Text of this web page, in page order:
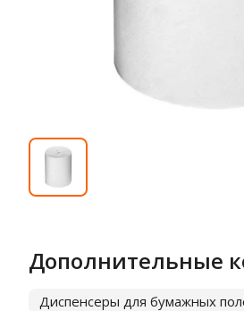
Дополнительные
Диспенсеры для бумажных